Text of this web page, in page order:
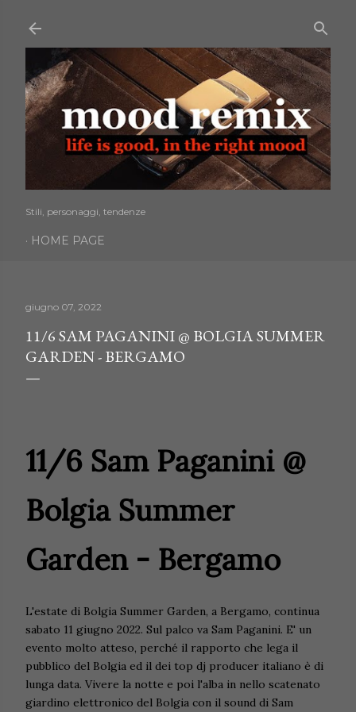
Stili, personaggi, tendenze
HOME PAGE
giugno 07, 2022
11/6 SAM PAGANINI @ BOLGIA SUMMER
GARDEN - BERGAMO
11/6 Sam Paganini @
Bolgia Summer
Garden - Bergamo
L'estate di Bolgia Summer Garden, a Bergamo, continua
sabato 11 giugno 2022. Sul palco va Sam Paganini. E' un
evento molto atteso, perché il rapporto che lega il
pubblico del Bolgia ed il dei top dj producer italiano è di
lunga data. Vivere la notte e poi l'alba in nello scatenato
giardino elettronico del Bolgia con il sound di Sam